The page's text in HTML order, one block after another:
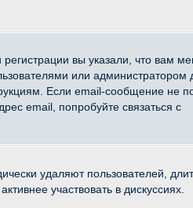
вы указали, что вам
или администратором
Если email-сообщение не
email, попробуйте связаться с
удаляют пользователей,
участвовать в дискуссиях.